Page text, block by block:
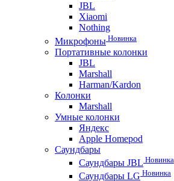
JBL
Xiaomi
Nothing
Микрофоны Новинка
Портативные колонки
JBL
Marshall
Harman/Kardon
Колонки
Marshall
Умные колонки
Яндекс
Apple Homepod
Саундбары
Саундбары JBL Новинка
Саундбары LG Новинка